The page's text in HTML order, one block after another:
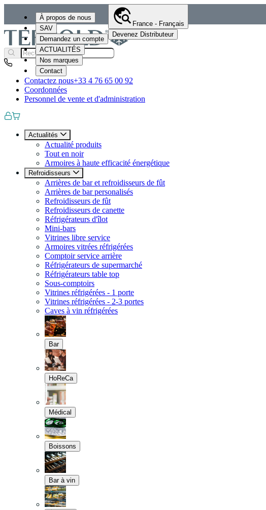
À propos de nous
SAV
Demandez un compte
ACTUALITÉS
Nos marques
Contact
France - Français
Devenez Distributeur
Contactez nous+33 4 76 65 00 92
Coordonnées
Personnel de vente et d'administration
Actualités
Actualité produits
Tout en noir
Armoires à haute efficacité énergétique
Refroidisseurs
Arrières de bar et refroidisseurs de fût
Arrières de bar personalisés
Refroidisseurs de fût
Refroidisseurs de canette
Réfrigérateurs d'îlot
Mini-bars
Vitrines libre service
Armoires vitrées réfrigérées
Comptoir service arrière
Réfrigérateurs de supermarché
Réfrigérateurs table top
Sous-comptoirs
Vitrines réfrigérées - 1 porte
Vitrines réfrigérées - 2-3 portes
Caves à vin réfrigérées
Bar
HoReCa
Médical
Boissons
Bar à vin